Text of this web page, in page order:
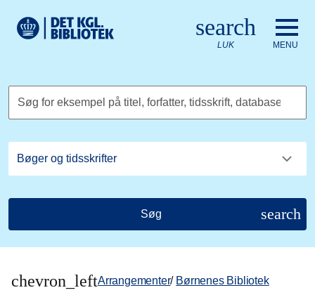
Det Kongelige Biblioteks logo. Gå til Det Kongelige
search
LUK MENU
Søg for eksempel på titel, forfatter, tidsskrift, database
Søg search
chevron_leftArrangementer/ Børnenes Bibliotek